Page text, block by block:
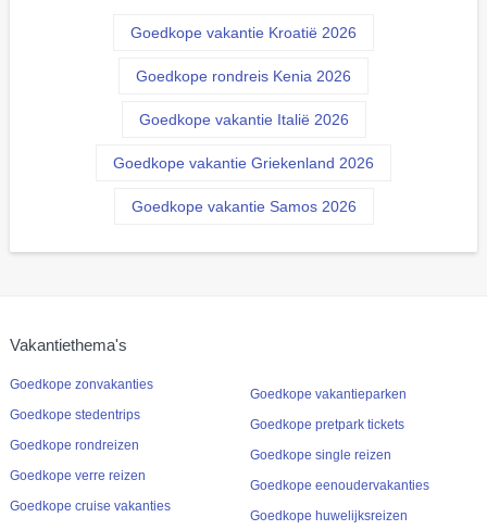
Goedkope vakantie Kroatië 2026
Goedkope rondreis Kenia 2026
Goedkope vakantie Italië 2026
Goedkope vakantie Griekenland 2026
Goedkope vakantie Samos 2026
Vakantiethema's
Goedkope zonvakanties
Goedkope stedentrips
Goedkope rondreizen
Goedkope verre reizen
Goedkope cruise vakanties
Goedkope vakantieparken
Goedkope pretpark tickets
Goedkope single reizen
Goedkope eenoudervakanties
Goedkope huwelijksreizen